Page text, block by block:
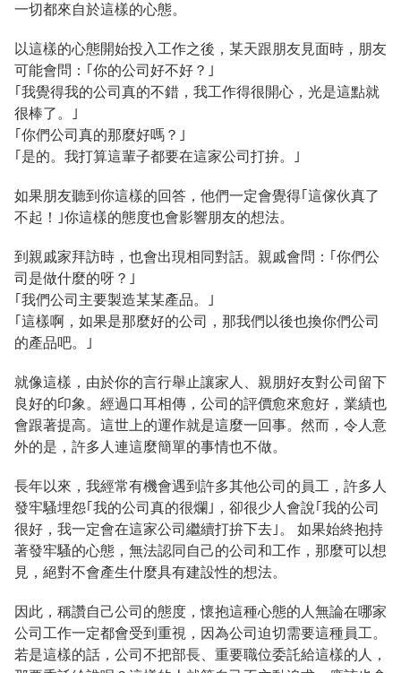
一切都來自於這樣的心態。
以這樣的心態開始投入工作之後，某天跟朋友見面時，朋友
可能會問：｢你的公司好不好？｣
｢我覺得我的公司真的不錯，我工作得很開心，光是這點就
很棒了。｣
｢你們公司真的那麼好嗎？｣
｢是的。我打算這輩子都要在這家公司打拚。｣
如果朋友聽到你這樣的回答，他們一定會覺得｢這傢伙真了
不起！｣你這樣的態度也會影響朋友的想法。
到親戚家拜訪時，也會出現相同對話。親戚會問：｢你們公
司是做什麼的呀？｣
｢我們公司主要製造某某產品。｣
｢這樣啊，如果是那麼好的公司，那我們以後也換你們公司
的產品吧。｣
就像這樣，由於你的言行舉止讓家人、親朋好友對公司留下
良好的印象。經過口耳相傳，公司的評價愈來愈好，業績也
會跟著提高。這世上的運作就是這麼一回事。然而，令人意
外的是，許多人連這麼簡單的事情也不做。
長年以來，我經常有機會遇到許多其他公司的員工，許多人
發牢騷埋怨｢我的公司真的很爛｣，卻很少人會說｢我的公司
很好，我一定會在這家公司繼續打拚下去｣。 如果始終抱持
著發牢騷的心態，無法認同自己的公司和工作，那麼可以想
見，絕對不會產生什麼具有建設性的想法。
因此，稱讚自己公司的態度，懷抱這種心態的人無論在哪家
公司工作一定都會受到重視，因為公司迫切需要這種員工。
若是這樣的話，公司不把部長、重要職位委託給這樣的人，